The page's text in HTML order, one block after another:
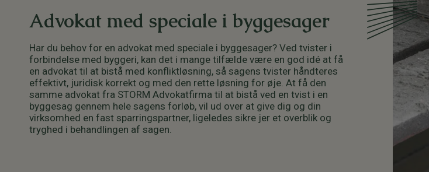
Advokat med speciale i byggesager
Har du behov for en advokat med speciale i byggesager? Ved tvister i
forbindelse med byggeri, kan det i mange tilfælde være en god idé at få
en advokat til at bistå med konfliktløsning, så sagens tvister håndteres
effektivt, juridisk korrekt og med den rette løsning for øje. At få den
samme advokat fra STORM Advokatfirma til at bistå ved en tvist i en
byggesag gennem hele sagens forløb, vil ud over at give dig og din
virksomhed en fast sparringspartner, ligeledes sikre jer et overblik og
tryghed i behandlingen af sagen.